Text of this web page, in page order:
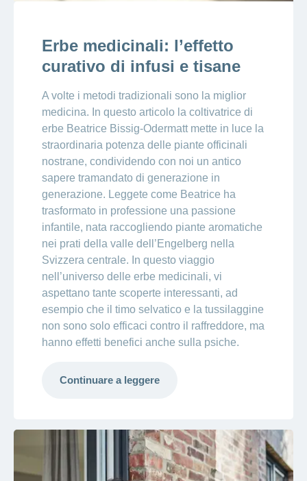
Erbe medicinali: l’effetto
curativo di infusi e tisane
A volte i metodi tradizionali sono la miglior
medicina. In questo articolo la coltivatrice di
erbe Beatrice Bissig-Odermatt mette in luce la
straordinaria potenza delle piante officinali
nostrane, condividendo con noi un antico
sapere tramandato di generazione in
generazione. Leggete come Beatrice ha
trasformato in professione una passione
infantile, nata raccogliendo piante aromatiche
nei prati della valle dell’Engelberg nella
Svizzera centrale. In questo viaggio
nell’universo delle erbe medicinali, vi
aspettano tante scoperte interessanti, ad
esempio che il timo selvatico e la tussilaggine
non sono solo efficaci contro il raffreddore, ma
hanno effetti benefici anche sulla psiche.
Continuare a leggere